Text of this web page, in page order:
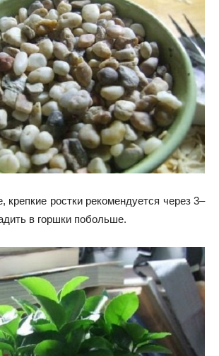
ростки рекомендуется через 3–
в горшки побольше.